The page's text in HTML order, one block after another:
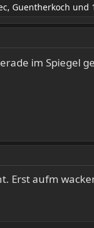
, Guentherkoch und
im Spiegel
Erst aufm